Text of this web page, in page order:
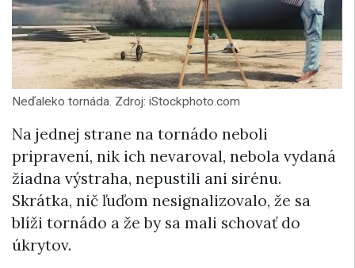
Neďaleko tornáda. Zdroj: iStockphoto.com
Na jednej strane na tornádo neboli
pripravení, nik ich nevaroval, nebola vydaná
žiadna výstraha, nepustili ani sirénu.
Skrátka, nič ľuďom nesignalizovalo, že sa
blíži tornádo a že by sa mali schovať do
úkrytov.